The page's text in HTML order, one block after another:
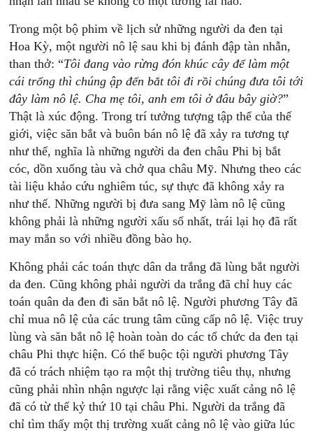
Trong một bộ phim về lịch sử những người da đen tại
Hoa Kỳ, một người nô lệ sau khi bị đánh đập tàn nhẫn,
than thở: “Tôi đang vào rừng đón khúc cây để làm một
cái trống thì chúng ập đến bắt tôi đi rồi chúng đưa tôi tới
đây làm nô lệ. Cha mẹ tôi, anh em tôi ở đâu bây giờ?”
Thật là xúc động. Trong trí tưởng tượng tập thể của thế
giới, việc săn bắt và buôn bán nô lệ đã xảy ra tương tự
như thế, nghĩa là những người da đen châu Phi bị bắt
cóc, dồn xuống tàu và chở qua châu Mỹ. Nhưng theo các
tài liệu khảo cứu nghiêm túc, sự thực đã không xảy ra
như thế. Những người bị đưa sang Mỹ làm nô lệ cũng
không phải là những người xấu số nhất, trái lại họ đã rất
may mắn so với nhiều đồng bào họ.
Không phải các toán thực dân da trắng đã lùng bắt người
da đen. Cũng không phải người da trắng đã chỉ huy các
toán quân da đen đi săn bắt nô lệ. Người phương Tây đã
chỉ mua nô lệ của các trung tâm cũng cấp nô lệ. Việc truy
lùng và săn bắt nô lệ hoàn toàn do các tổ chức da đen tại
châu Phi thực hiện. Có thể buộc tội người phương Tây
đã có trách nhiệm tạo ra một thị trường tiêu thụ, nhưng
cũng phải nhìn nhận ngược lại rằng việc xuất cảng nô lệ
đã có từ thế kỷ thứ 10 tại châu Phi. Người da trắng đã
chỉ tìm thấy một thị trường xuất cảng nô lệ vào giữa lúc